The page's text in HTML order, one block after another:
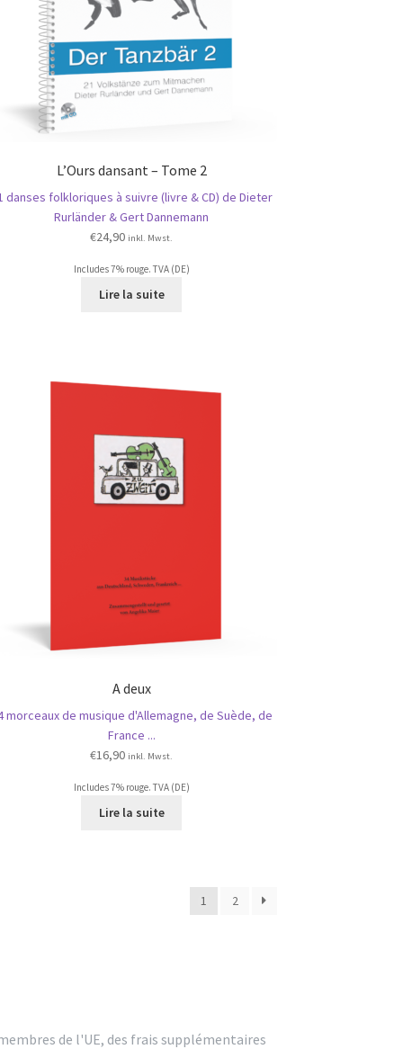
L’Ours dansant – Tome 2
danses folkloriques à suivre (livre & CD) de Dieter
Rurländer & Gert Dannemann
€24,90 inkl. Mwst.
Includes 7% rouge. TVA (DE)
Lire la suite
A deux
morceaux de musique d'Allemagne, de Suède, de
France ...
€16,90 inkl. Mwst.
Includes 7% rouge. TVA (DE)
Lire la suite
1 2
de l'UE, des frais supplémentaires